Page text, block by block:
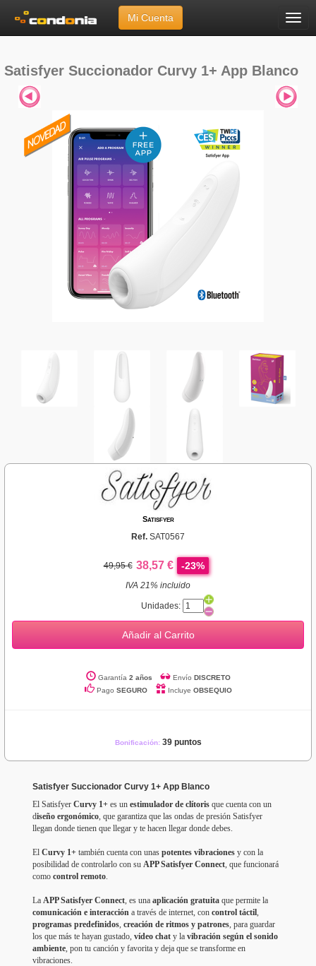
Menú
Mi Cuenta
»Satisfyer Succionador Curvy 1+ App Blanco
Satisfyer Succionador Curvy 1+ App Blanco
Satisfyer
Ref. SAT0567
49,95 € 38,57 € -23%
IVA 21% incluido
Unidades:
Añadir al Carrito
Garantía 2 años Envío DISCRETO
Pago SEGURO Incluye OBSEQUIO
Bonificación: 39 puntos
Satisfyer Succionador Curvy 1+ App Blanco
El Satisfyer Curvy 1+ es un estimulador de clítoris que cuenta con un
diseño ergonómico, que garantiza que las ondas de presión Satisfyer
llegan donde tienen que llegar y te hacen llegar donde debes.
El Curvy 1+ también cuenta con unas potentes vibraciones y con la
posibilidad de controlarlo con su APP Satisfyer Connect, que funcionará
como control remoto.
La APP Satisfyer Connect, es una aplicación gratuita que permite la
comunicación e interacción a través de internet, con control táctil,
programas predefinidos, creación de ritmos y patrones, para guardar
los que más te hayan gustado, vídeo chat y la vibración según el sonido
ambiente, pon tu canción y favorita y deja que se transforme en
vibraciones.